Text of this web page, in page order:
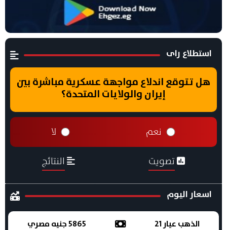
استطلاع راى
هل تتوقع اندلاع مواجهة عسكرية مباشرة بين
إيران والولايات المتحدة؟
نعم لا
تصويت النتائج
اسعار اليوم
الذهب عيار 21 5865 جنيه مصري